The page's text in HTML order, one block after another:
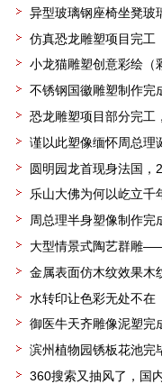
异型玻璃钢座椅坐凳玻
仿真恐龙雕塑项目完工
小龙猫雕塑创意彩绘（
不锈钢国徽雕塑制作完
恐龙雕塑项目部分完工
谨以此塑像缅怀周总理
圆明园龙首现身法国，
乐山大佛为何以屹立千
周总理半身塑像制作完
大型情景式陶艺群雕
金属表面仿木纹效果木
水转印让色彩无处不在
御医牛天齐雕像泥塑完
滨州植物园锈板花池完
360搜索又抽风了，国